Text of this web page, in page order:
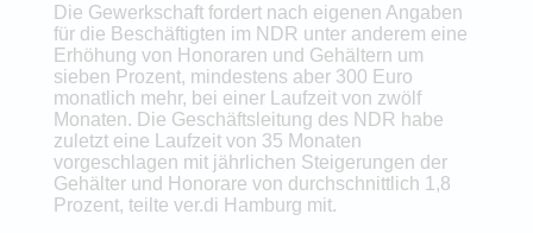
Die Gewerkschaft fordert nach eigenen Angaben
für die Beschäftigten im NDR unter anderem eine
Erhöhung von Honoraren und Gehältern um
sieben Prozent, mindestens aber 300 Euro
monatlich mehr, bei einer Laufzeit von zwölf
Monaten. Die Geschäftsleitung des NDR habe
zuletzt eine Laufzeit von 35 Monaten
vorgeschlagen mit jährlichen Steigerungen der
Gehälter und Honorare von durchschnittlich 1,8
Prozent, teilte ver.di Hamburg mit.